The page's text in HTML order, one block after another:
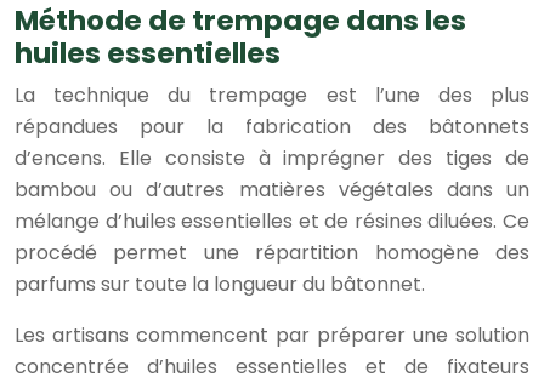
Méthode de trempage dans les
huiles essentielles
La technique du trempage est l’une des plus
répandues pour la fabrication des bâtonnets
d’encens. Elle consiste à imprégner des tiges de
bambou ou d’autres matières végétales dans un
mélange d’huiles essentielles et de résines diluées. Ce
procédé permet une répartition homogène des
parfums sur toute la longueur du bâtonnet.
Les artisans commencent par préparer une solution
concentrée d’huiles essentielles et de fixateurs